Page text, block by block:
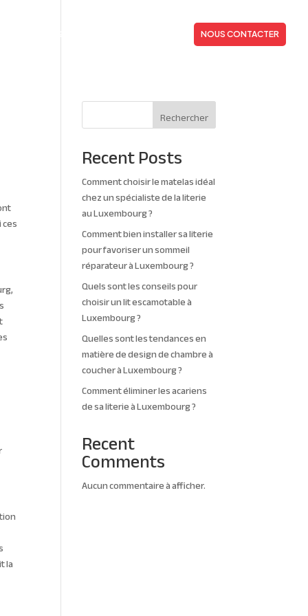
NOS OFFRES NOUS CONTACTER
la
Rechercher
Recent Posts
Comment choisir le matelas idéal
chez un spécialiste de la literie
au Luxembourg ?
Comment bien installer sa literie
pour favoriser un sommeil
réparateur à Luxembourg ?
Quels sont les conseils pour
choisir un lit escamotable à
Luxembourg ?
Quelles sont les tendances en
matière de design de chambre à
coucher à Luxembourg ?
Comment éliminer les acariens
de sa literie à Luxembourg ?
Recent
Comments
Aucun commentaire à afficher.